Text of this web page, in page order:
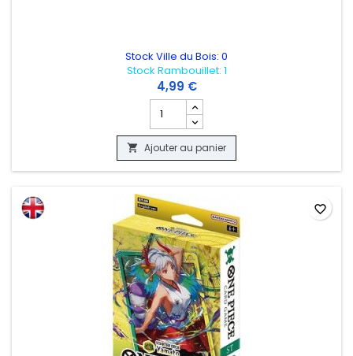
Stock Ville du Bois: 0
Stock Rambouillet: 1
4,99 €
Champ quantité du produit BOOSTER
 Ajouter au panier
favorite_border